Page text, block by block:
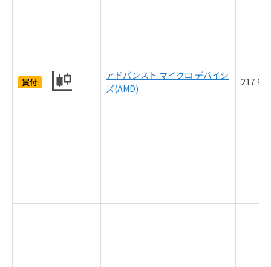
買付
アドバンスト マイクロ デバイシ
ズ(AMD)
217.97